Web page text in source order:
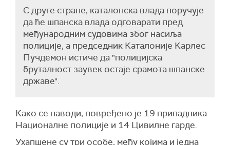
С друге стране, каталонска влада поручује
да ће шпанска влада одговарати пред
међународним судовима због насиља
полиције, а председник Каталоније Карлес
Пучдемон истиче да "полицијска
бруталност заувек остаје срамота шпанске
државе".
Како се наводи, повређено је 19 припадника
Националне полиције и 14 Цивилне гарде.
Ухапшене су три особе, међу којима и једна